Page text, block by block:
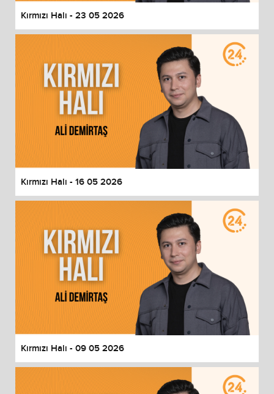
Kırmızı Halı - 23 05 2026
Kırmızı Halı - 16 05 2026
Kırmızı Halı - 09 05 2026